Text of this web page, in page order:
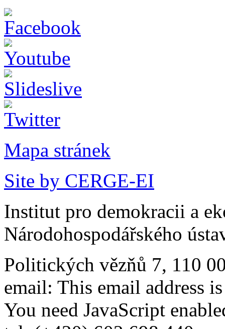
Mapa stránek
Site by CERGE-EI
Institut pro demokracii a
Národohospodářského
Politických vězňů 7, 110
email: This email address
You need JavaScript